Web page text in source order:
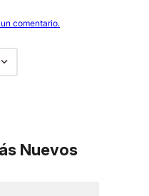
comentario.
Nuevos